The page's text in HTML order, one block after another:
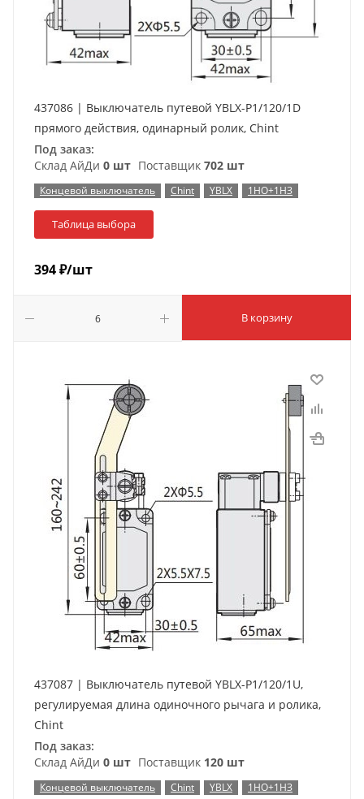
437086 | Выключатель путевой YBLX-P1/120/1D
прямого действия, одинарный ролик, Chint
Под заказ:
Склад АйДи 0 шт Поставщик 702 шт
Концевой выключатель Chint YBLX 1НО+1НЗ
Таблица выбора
394₽/шт
В корзину
437087 | Выключатель путевой YBLX-P1/120/1U,
регулируемая длина одиночного рычага и ролика,
Chint
Под заказ:
Склад АйДи 0 шт Поставщик 120 шт
Концевой выключатель Chint YBLX 1НО+1НЗ